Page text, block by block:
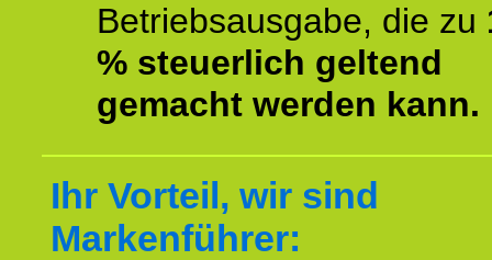
Betriebsausgabe, die zu
% steuerlich geltend
gemacht werden kann.
Ihr Vorteil, wir sind
Markenführer: